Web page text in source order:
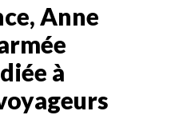
Anne
à